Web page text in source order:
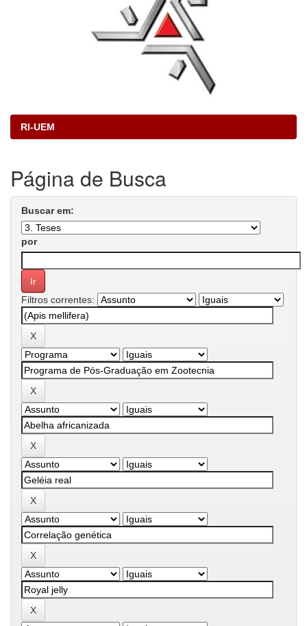
RI-UEM
Página de Busca
Buscar em:
por
Filtros correntes: